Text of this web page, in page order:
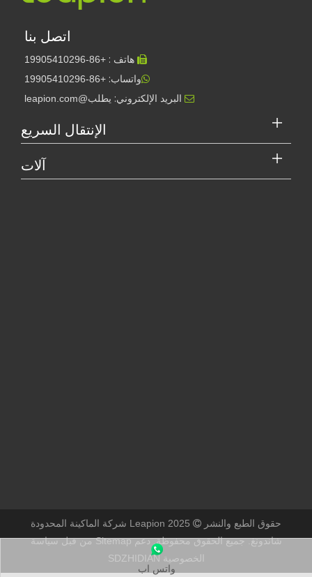
اتصل بنا
 هاتف : +86-
19905410296
واتساب: +86-19905410296
 البريد الإلكتروني: يطلب@leapion.com
واتس اب
الإنتقال السريع
آلات
حقوق الطبع والنشر 
2025 Leapion شركة الماكينة المحدودة
شاندونغ. جميع الحقوق محفوظة.دعمSitemap من قبل
سياسة
الخصوصيةSDZHIDIAN